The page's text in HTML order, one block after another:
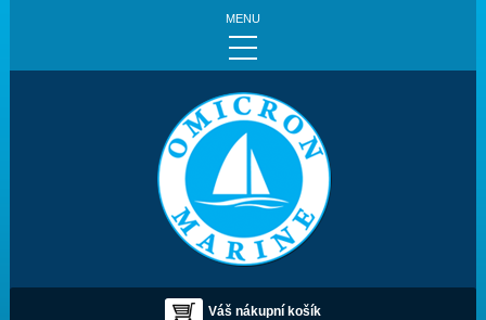
MENU
Váš nákupní košík